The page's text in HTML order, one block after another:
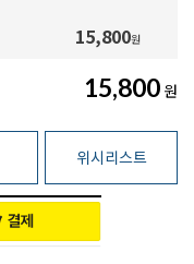
15,800원
15,800 원
위시리스트